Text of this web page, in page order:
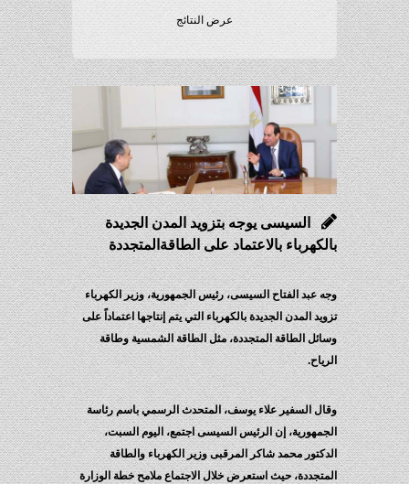
عرض النتائج
السيسى يوجه بتزويد المدن الجديدة
بالكهرباء بالاعتماد على الطاقةالمتجددة
وجه عبد الفتاح السيسى، رئيس الجمهورية، وزير الكهرباء
تزويد المدن الجديدة بالكهرباء التي يتم إنتاجها اعتماداً على
وسائل الطاقة المتجددة، مثل الطاقة الشمسية وطاقة
الرياح.
وقال السفير علاء يوسف، المتحدث الرسمي باسم رئاسة
الجمهورية، إن الرئيس السيسى اجتمع، اليوم السبت،
الدكتور محمد شاكر المرقبى وزير الكهرباء والطاقة
المتجددة، حيث استعرض خلال الاجتماع ملامح خطة الوزارة